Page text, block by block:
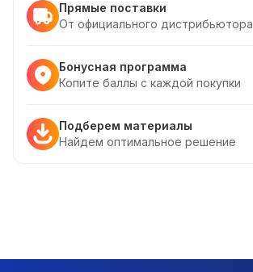
Прямые поставки
От официального дистрибьютора
Бонусная программа
Копите баллы с каждой покупки
Подберем материалы
Найдем оптимальное решение